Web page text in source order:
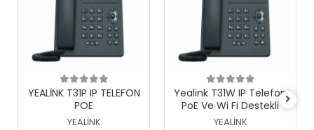
Sepete Ekle
YEALİNK T31P IP TELEFON
POE
YEALİNK
Sepete Ekle
Yealink T31W IP Telefon
PoE Ve Wi Fi Destekli
YEALİNK